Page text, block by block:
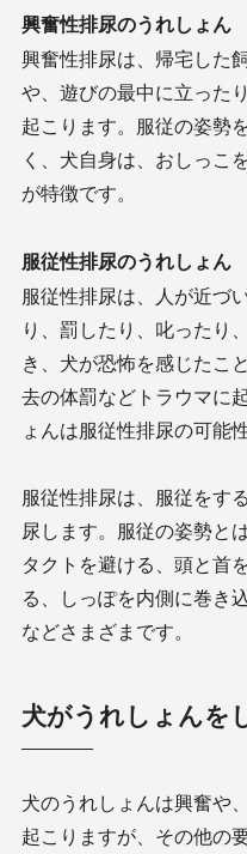
興奮性排尿のうれしょん
興奮性排尿は、帰宅した
や、遊びの最中に立った
起こります。服従の姿勢
く、犬自身は、おしっこ
が特徴です。
服従性排尿のうれしょん
服従性排尿は、人が近づ
り、罰したり、叱ったり
き、犬が恐怖を感じたこ
去の体罰などトラウマに
ょんは服従性排尿の可能
服従性排尿は、服従をす
尿します。服従の姿勢と
タクトを避ける、頭と首
る、しっぽを内側に巻き
などさまざまです。
犬がうれしょんを
犬のうれしょんは興奮や
起こりますが、その他の